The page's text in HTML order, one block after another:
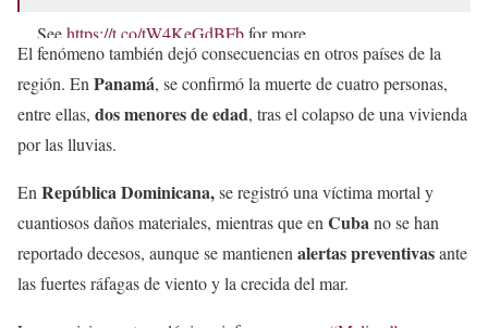
Seehttps://t.co/tW4KeGdBFbfor more…
pic.twitter.com/7PVMqCxsnQ
— National Hurricane Center (@NHC_Atlantic)October
31, 2025
El fenómeno también dejó consecuencias en otros países de la
región. En Panamá, se confirmó la muerte de cuatro personas,
entre ellas, dos menores de edad, tras el colapso de una vivienda
por las lluvias.
En República Dominicana,se registró una víctima mortal y
cuantiosos daños materiales, mientras que en Cubano se han
reportado decesos, aunque se mantienen alertas preventivasante
las fuertes ráfagas de viento y la crecida del mar.